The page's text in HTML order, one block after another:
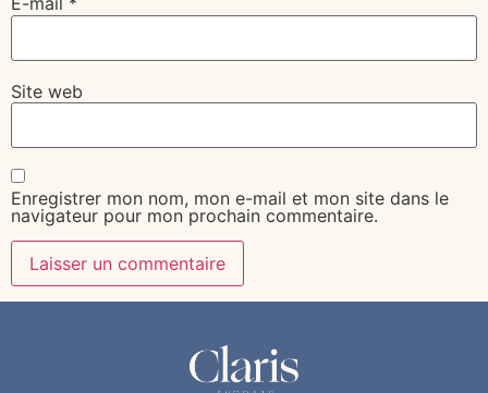
Site web
Enregistrer mon nom, mon e-mail et mon site dans le
navigateur pour mon prochain commentaire.